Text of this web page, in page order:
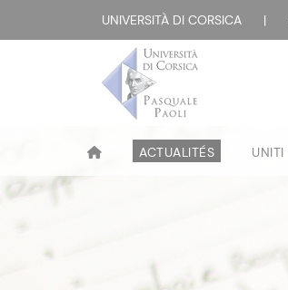
UNIVERSITÀ DI CORSICA |
ACTUALITÉS UNITI